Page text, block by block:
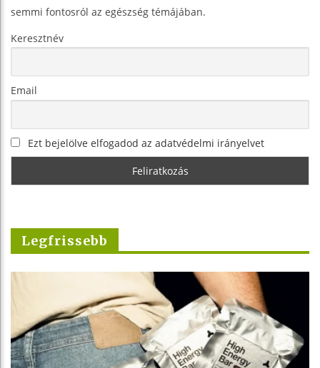
semmi fontosról az egészség témájában.
Keresztnév
Email
Ezt bejelölve elfogadod az adatvédelmi irányelvet
Legfrissebb